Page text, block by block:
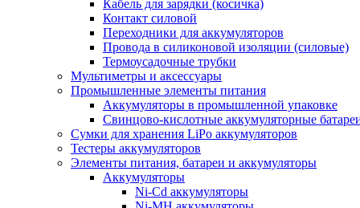
Кабель для зарядки (косичка)
Контакт силовой
Переходники для аккумуляторов
Провода в силиконовой изоляции (силовые)
Термоусадочные трубки
Мультиметры и аксессуары
Промышленные элементы питания
Аккумуляторы в промышленной упаковке
Свинцово-кислотные аккумуляторные
Сумки для хранения LiPo аккумуляторов
Тестеры аккумуляторов
Элементы питания, батареи и аккумуляторы
Аккумуляторы
Ni-Cd аккумуляторы